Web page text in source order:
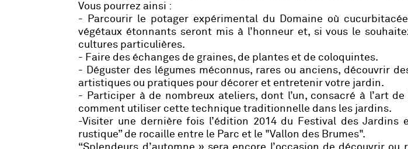
Vous pourrez ainsi :
- Parcourir le potager expérimental du Domaine où
végétaux étonnants seront mis à l’honneur et, si vous le
cultures particulières.
- Faire des échanges de graines, de plantes et de coloquintes.
- Déguster des légumes méconnus, rares ou anciens, découvrir
artistiques ou pratiques pour décorer et entretenir votre jardin.
- Participer à de nombreux ateliers, dont l’un, consacré à l’art
comment utiliser cette technique traditionnelle dans les jardins.
-Visiter une dernière fois l’édition 2014 du Festival des Jardins
rustique” de rocaille entre le Parc et le "Vallon des Brumes".